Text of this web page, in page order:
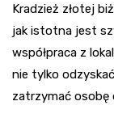
Kradzież złotej
jak istotna jest
współpraca z
nie tylko
zatrzymać osobę